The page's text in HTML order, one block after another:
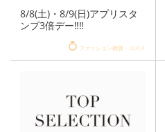
8/8(土)・8/9(日)アプリスタ
ンプ3倍デー‼️‼️
ファッション雑貨・コスメ